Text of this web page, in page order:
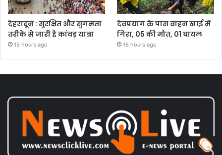
देहरादून : सुरक्षित और सुगमता
तरीके से जारी है कांवड़ यात्रा
15 hours ago
देवप्रयाग के पास वाहन खाई में
गिरा, 05 की मौत, 01 घायल
16 hours ago